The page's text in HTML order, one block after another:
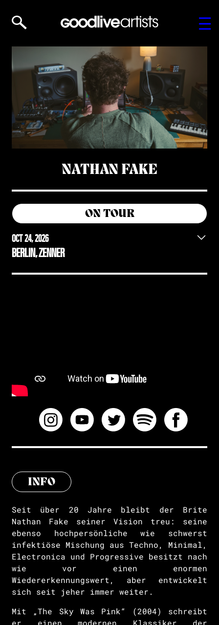
NATHAN FAKE
ON TOUR
OCT 24, 2026
BERLIN, ZENNER
INFO
Seit über 20 Jahre bleibt der Brite
Nathan Fake seiner Vision treu: seine
ebenso hochpersönliche wie schwerst
infektiöse Mischung aus Techno, Minimal,
Electronica und Progressive besitzt nach
wie vor einen enormen
Wiedererkennungswert, aber entwickelt
sich seit jeher immer weiter.
Mit „The Sky Was Pink“ (2004) schreibt
er einen modernen Klassiker der